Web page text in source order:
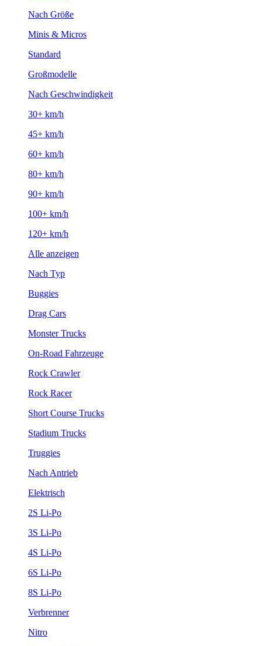
Nach Größe
Minis & Micros
Standard
Großmodelle
Nach Geschwindigkeit
30+ km/h
45+ km/h
60+ km/h
80+ km/h
90+ km/h
100+ km/h
120+ km/h
Alle anzeigen
Nach Typ
Buggies
Drag Cars
Monster Trucks
On-Road Fahrzeuge
Rock Crawler
Rock Racer
Short Course Trucks
Stadium Trucks
Truggies
Nach Antrieb
Elektrisch
2S Li-Po
3S Li-Po
4S Li-Po
6S Li-Po
8S Li-Po
Verbrenner
Nitro